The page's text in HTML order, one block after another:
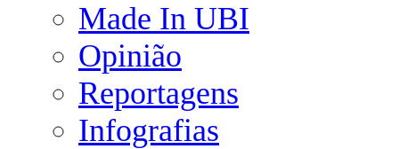
Made In UBI
Opinião
Reportagens
Infografias